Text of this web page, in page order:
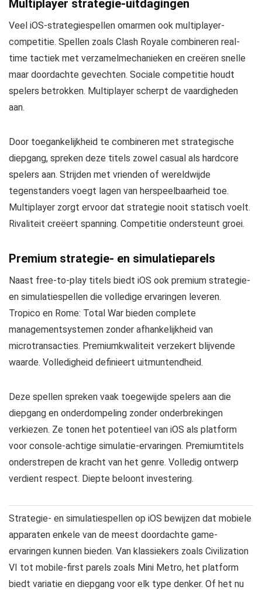
Multiplayer strategie-uitdagingen
Veel iOS-strategiespellen omarmen ook multiplayer-
competitie. Spellen zoals Clash Royale combineren real-
time tactiek met verzamelmechanieken en creëren snelle
maar doordachte gevechten. Sociale competitie houdt
spelers betrokken. Multiplayer scherpt de vaardigheden
aan.
Door toegankelijkheid te combineren met strategische
diepgang, spreken deze titels zowel casual als hardcore
spelers aan. Strijden met vrienden of wereldwijde
tegenstanders voegt lagen van herspeelbaarheid toe.
Multiplayer zorgt ervoor dat strategie nooit statisch voelt.
Rivaliteit creëert spanning. Competitie ondersteunt groei.
Premium strategie- en simulatieparels
Naast free-to-play titels biedt iOS ook premium strategie-
en simulatiespellen die volledige ervaringen leveren.
Tropico en Rome: Total War bieden complete
managementsystemen zonder afhankelijkheid van
microtransacties. Premiumkwaliteit verzekert blijvende
waarde. Volledigheid definieert uitmuntendheid.
Deze spellen spreken vaak toegewijde spelers aan die
diepgang en onderdompeling zonder onderbrekingen
verkiezen. Ze tonen het potentieel van iOS als platform
voor console-achtige simulatie-ervaringen. Premiumtitels
onderstrepen de kracht van het genre. Volledig ontwerp
verdient respect. Diepte beloont investering.
Strategie- en simulatiespellen op iOS bewijzen dat mobiele
apparaten enkele van de meest doordachte game-
ervaringen kunnen bieden. Van klassiekers zoals Civilization
VI tot mobile-first parels zoals Mini Metro, het platform
biedt variatie en diepgang voor elk type denker. Of het nu